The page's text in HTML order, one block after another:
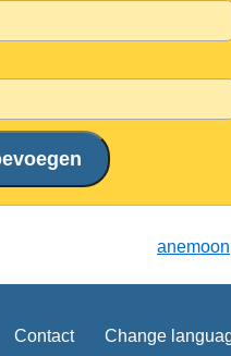
anemoon
Contact Change